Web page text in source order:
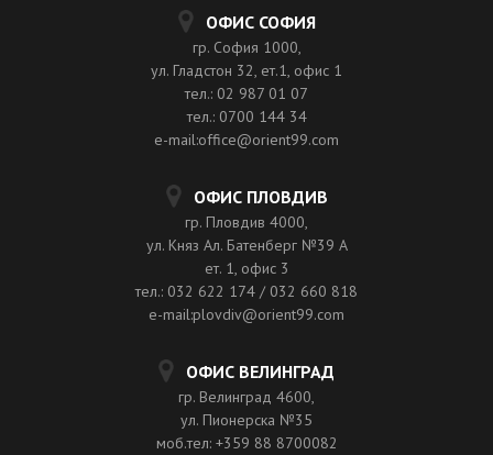
ОФИС СОФИЯ
гр. София 1000,
ул. Гладстон 32, ет.1, офис 1
тел.: 02 987 01 07
тел.: 0700 144 34
e-mail:office@orient99.com
ОФИС ПЛОВДИВ
гр. Пловдив 4000,
ул. Княз Ал. Батенберг №39 A
ет. 1, офис 3
тел.: 032 622 174 / 032 660 818
e-mail:plovdiv@orient99.com
ОФИС ВЕЛИНГРАД
гр. Велинград 4600,
ул. Пионерска №35
моб.тел: +359 88 8700082